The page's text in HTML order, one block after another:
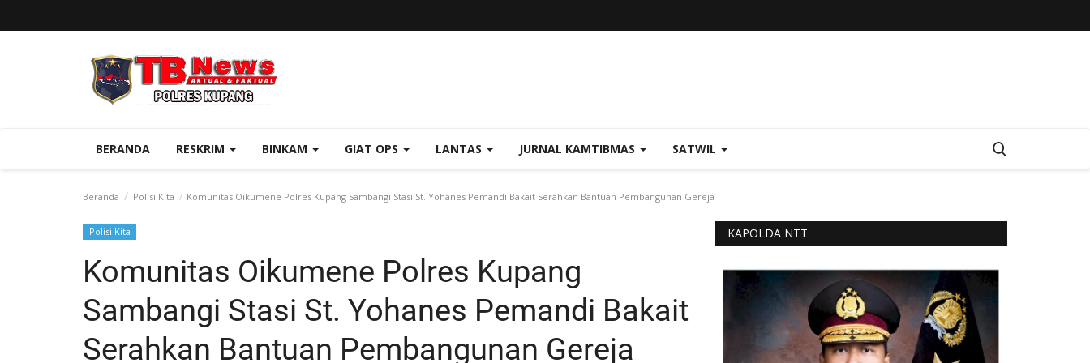
BERANDA RESKRIM BINKAM GIAT OPS LANTAS JURNAL KAMTIBMAS SATWIL
Beranda Polisi Kita Komunitas Oikumene Polres Kupang Sambangi Stasi St. Yohanes Pemandi Bakait Serahkan Bantuan Pembangunan Gereja
Polisi Kita
Komunitas Oikumene Polres Kupang
Sambangi Stasi St. Yohanes Pemandi Bakait
Serahkan Bantuan Pembangunan Gereja
KAPOLDA NTT